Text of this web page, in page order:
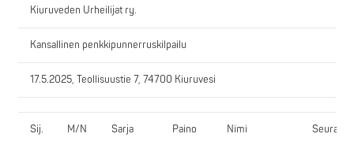
Kiuruveden Urheilijat ry.
Kansallinen penkkipunnerruskilpailu
17.5.2025, Teollisuustie 7, 74700 Kiuruvesi
Sij. M/N Sarja Paino Nimi Seura